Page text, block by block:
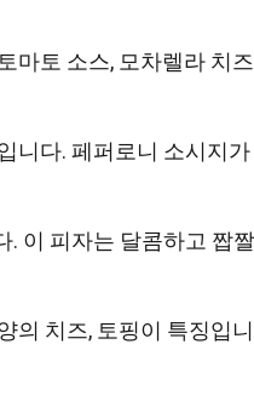
마토 소스, 모차렐라 치
니다. 페퍼로니 소시지가
이 피자는 달콤하고 짭
의 치즈, 토핑이 특징입